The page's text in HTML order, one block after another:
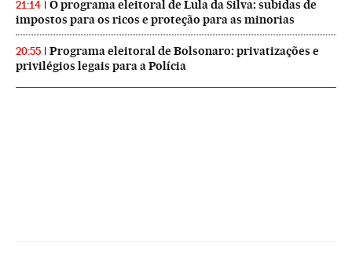
21:14
O programa eleitoral de Lula da Silva: subidas de
impostos para os ricos e proteção para as minorias
20:55
Programa eleitoral de Bolsonaro: privatizações e
privilégios legais para a Polícia